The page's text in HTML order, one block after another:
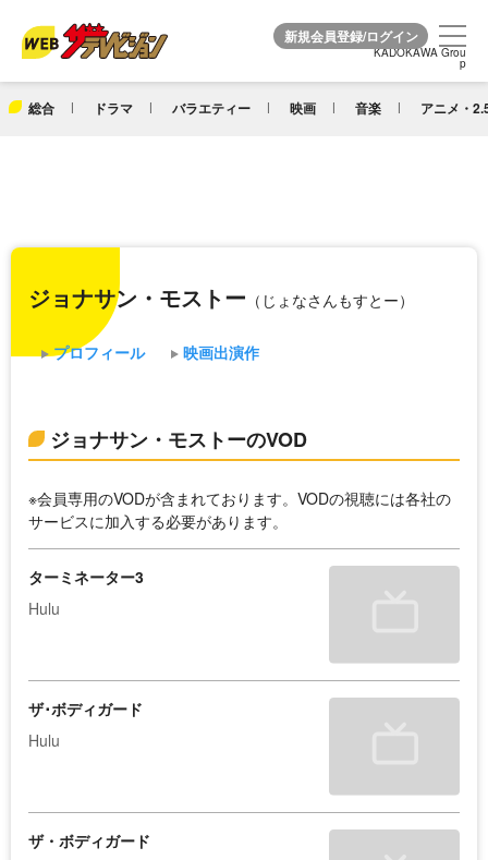
KADOKAWA Grou
p
総合 ドラマ バラエティー 映画 音楽 アニメ・
KADOKAWA Grou
p
ジョナサン・モストー （じょなさんもすとー）
プロフィール 映画出演作
ジョナサン・モストーのVOD
※会員専用のVODが含まれております。VODの視聴には各社の
サービスに加入する必要があります。
ターミネーター3
Hulu
ザ･ボディガード
Hulu
ザ・ボディガード